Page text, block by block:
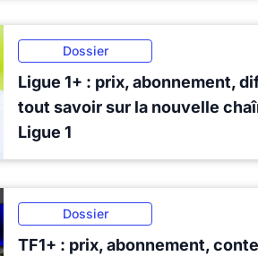
Dossier
Ligue 1+ : prix, abonnement,
tout savoir sur la nouvelle
Ligue 1
Dossier
TF1+ : prix, abonnement,